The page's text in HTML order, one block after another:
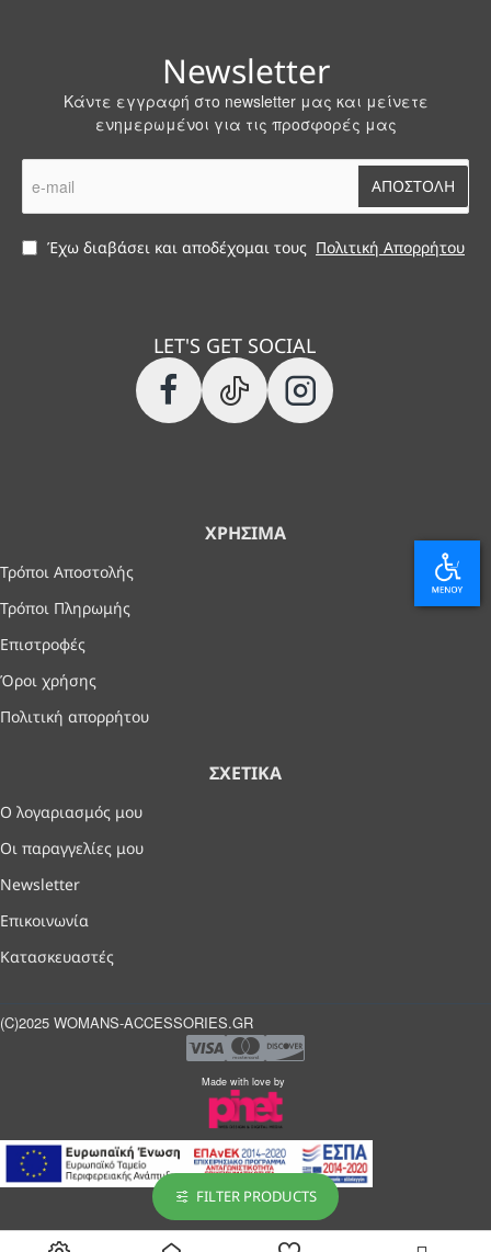
Newsletter
Κάντε εγγραφή στο newsletter μας και μείνετε
ενημερωμένοι για τις προσφορές μας
mail
ΑΠΟΣΤΟΛΗ
Έχω διαβάσει και αποδέχομαι τους Πολιτική Απορρήτου
LET'S GET SOCIAL
ΧΡΉΣΙΜΑ
Τρόποι Αποστολής
Τρόποι Πληρωμής
Επιστροφές
Όροι χρήσης
Πολιτική απορρήτου
ΣΧΕΤΙΚΆ
Ο λογαριασμός μου
Οι παραγγελίες μου
Newsletter
Επικοινωνία
Κατασκευαστές
(C)2025 WOMANS-ACCESSORIES.GR
Made with love by
FILTER PRODUCTS